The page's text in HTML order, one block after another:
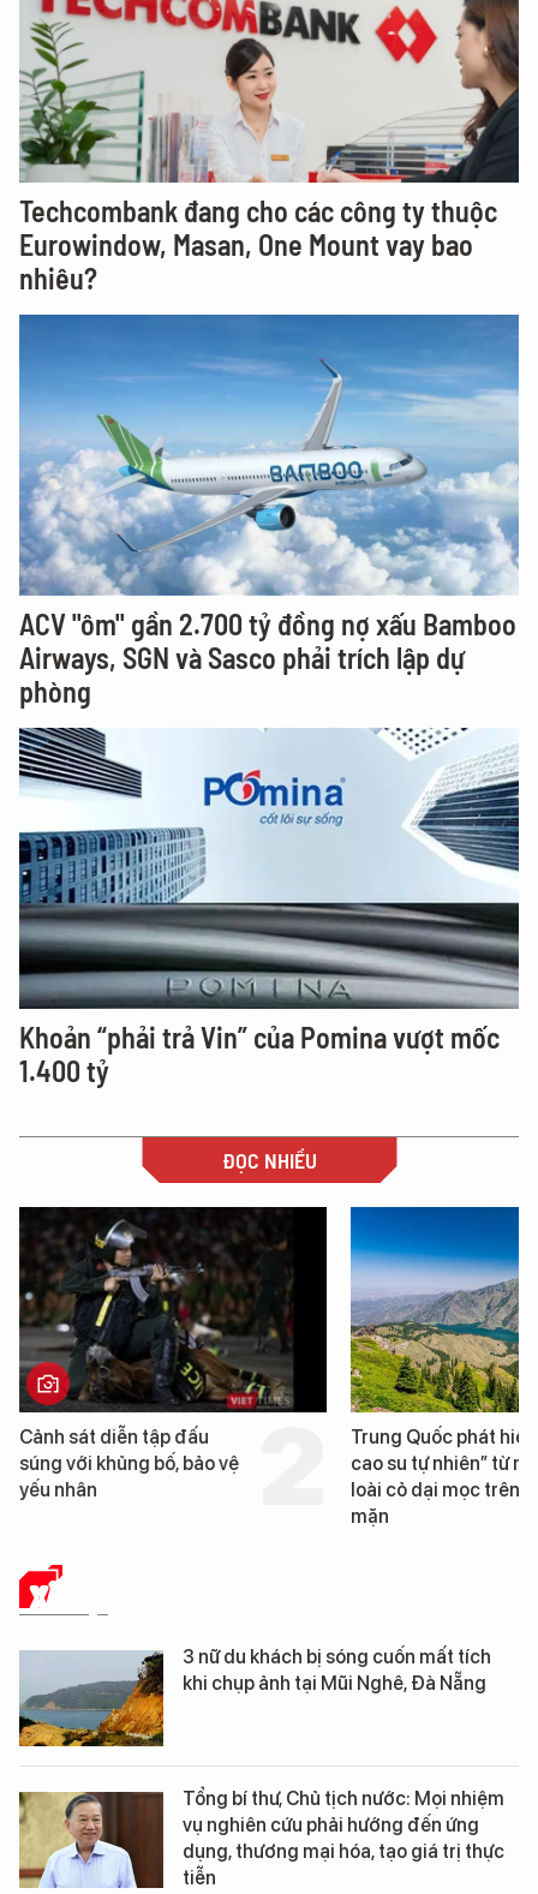
Techcombank đang cho các công ty thuộc
Eurowindow, Masan, One Mount vay bao
nhiêu?
ACV "ôm" gần 2.700 tỷ đồng nợ xấu Bamboo
Airways, SGN và Sasco phải trích lập dự
phòng
Khoản “phải trả Vin” của Pomina vượt mốc
1.400 tỷ
ĐỌC NHIỀU
Trung Quốc phát hiện “mỏ
cao su tự nhiên” từ một
loài cỏ dại mọc trên đất
Loạt dự án bất
Đà Nẵng sắp bị
XÃ HỘI
3 nữ du khách bị sóng cuốn mất tích
khi chụp ảnh tại Mũi Nghê, Đà Nẵng
Tổng bí thư, Chủ tịch nước: Mọi nhiệm
vụ nghiên cứu phải hướng đến ứng
dụng, thương mại hóa, tạo giá trị thực
tiễn